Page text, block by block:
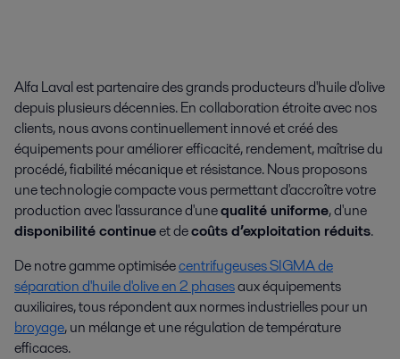
Alfa Laval est partenaire des grands producteurs d'huile d'olive
depuis plusieurs décennies. En collaboration étroite avec nos
clients, nous avons continuellement innové et créé des
équipements pour améliorer efficacité, rendement, maîtrise du
procédé, fiabilité mécanique et résistance. Nous proposons
une technologie compacte vous permettant d'accroître votre
production avec l'assurance d'unequalité uniforme, d'une
disponibilité continueet decoûts d’exploitation réduits.
De notre gamme optimiséecentrifugeuses SIGMA de
séparation d'huile d'olive en 2 phasesaux équipements
auxiliaires, tous répondent aux normes industrielles pour un
broyage, un mélange et une régulation de température
efficaces.